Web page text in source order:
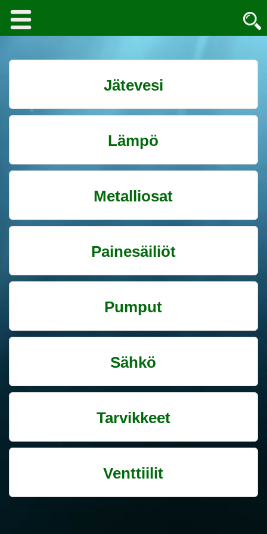
Jätevesi
Lämpö
Metalliosat
Painesäiliöt
Pumput
Sähkö
Tarvikkeet
Venttiilit